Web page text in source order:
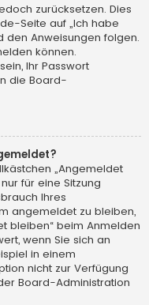
zurücksetzen. Dies
Seite auf „Ich habe
den Anweisungen folgen.
können.
Ihr Passwort
die Board-
„Angemeldet
für eine Sitzung
Ihres
angemeldet zu bleiben,
bleiben“ beim Anmelden
wenn Sie sich an
in einem
nicht zur Verfügung
Board-Administration